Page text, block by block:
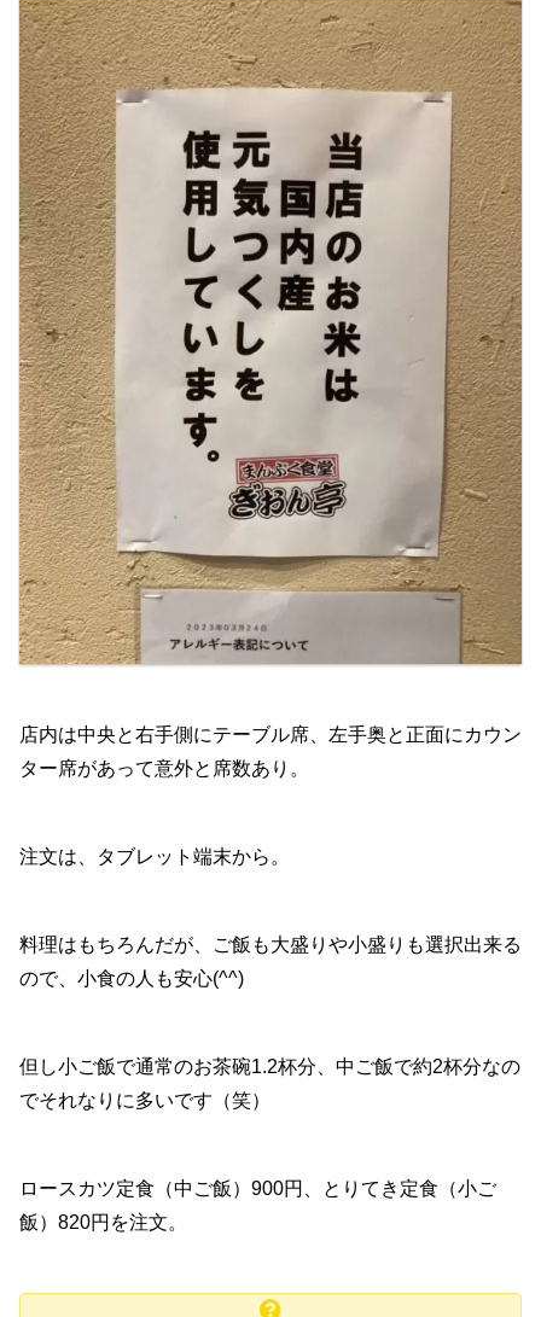
店内は中央と右手側にテーブル席、左手奥と正面にカウン
ター席があって意外と席数あり。
注文は、タブレット端末から。
料理はもちろんだが、ご飯も大盛りや小盛りも選択出来る
ので、小食の人も安心(^^)
但し小ご飯で通常のお茶碗1.2杯分、中ご飯で約2杯分なの
でそれなりに多いです（笑）
ロースカツ定食（中ご飯）900円、とりてき定食（小ご
飯）820円を注文。